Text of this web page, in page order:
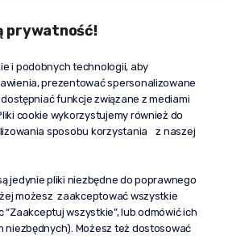
51/U5
prywatność!
i podobnych technologii, aby
prezentować spersonalizowane
funkcje związane z mediami
cookie wykorzystujemy również do
sposobu korzystania z naszej
jedynie pliki niezbędne do poprawnego
możesz zaakceptować wszystkie
“Zaakceptuj wszystkie”, lub odmówić ich
niezbędnych). Możesz też dostosować